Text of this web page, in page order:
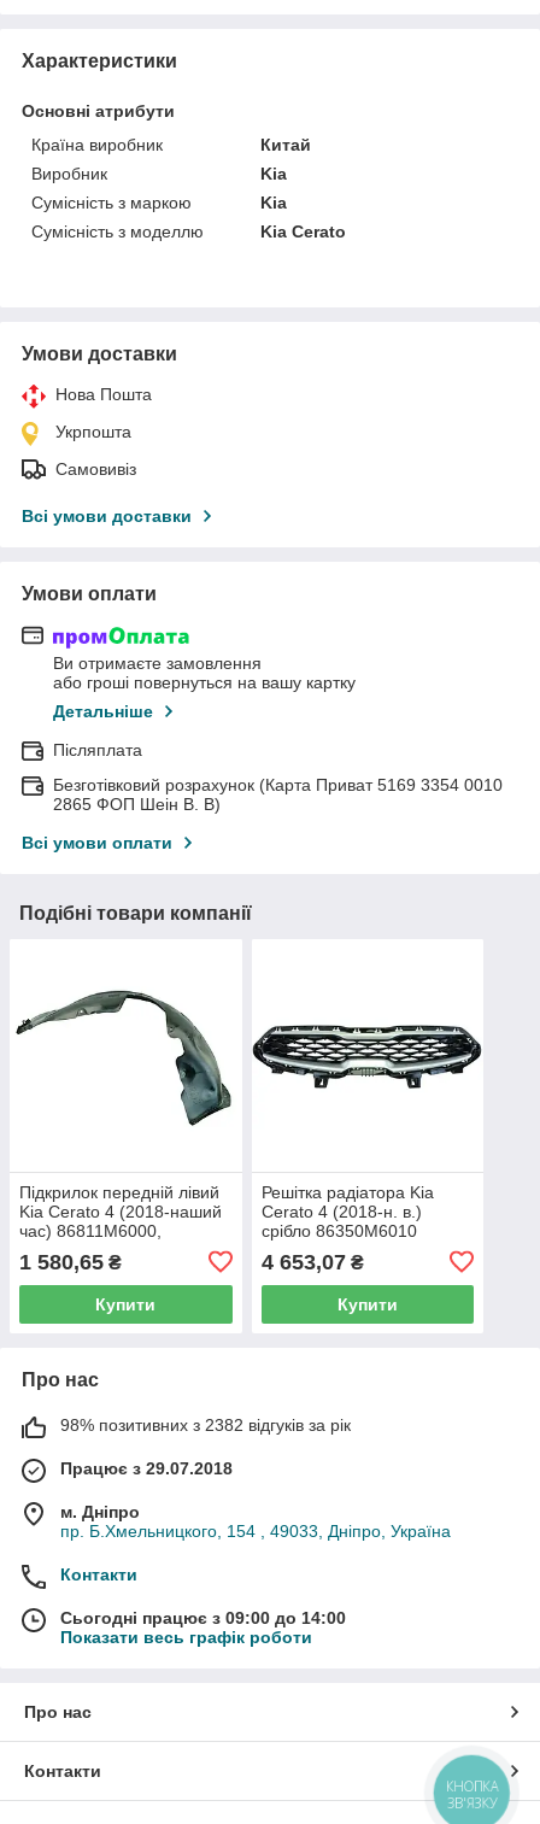
Характеристики
Основні атрибути
Країна виробник
Китай
Виробник
Kia
Сумісність з маркою
Kia
Сумісність з моделлю
Kia Cerato
Умови доставки
Нова Пошта
Укрпошта
Самовивіз
Всі умови доставки
Умови оплати
Ви отримаєте замовлення
або гроші повернуться на вашу картку
Детальніше
Післяплата
Безготівковий розрахунок (Карта Приват 5169 3354 0010
2865 ФОП Шеін В. В)
Всі умови оплати
Подібні товари компанії
Підкрилок передній лівий
Kia Cerato 4 (2018-наший
час) 86811M6000,
1 580,65 ₴
Купити
Решітка радіатора Kia
Cerato 4 (2018-н. в.)
срібло 86350M6010
4 653,07₴
Купити
Про нас
98% позитивних з 2382 відгуків за рік
Працює з 29.07.2018
м. Дніпро
пр. Б.Хмельницкого, 154 , 49033, Дніпро, Україна
Контакти
Сьогодні працює з 09:00 до 14:00
Показати весь графік роботи
Про нас
Контакти
КНОПКА
ЗВ'ЯЗКУ